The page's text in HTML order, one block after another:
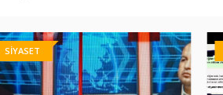
SİYASET